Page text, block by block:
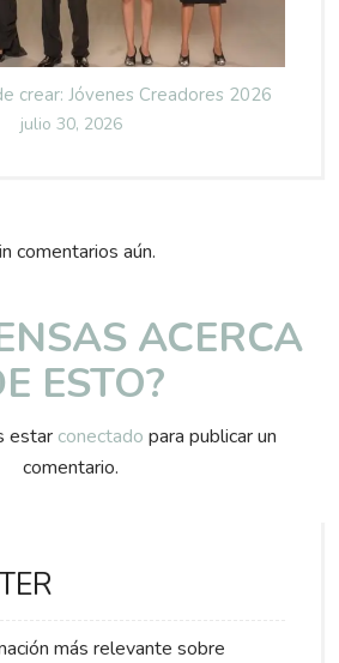
crear: Jóvenes Creadores 2026
Posted
julio 30, 2026
comentarios aún.
ACERCA
ESTO?
estar conectado para publicar un
comentario.
más relevante sobre